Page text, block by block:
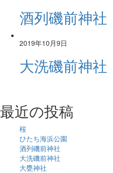
酒列磯前神社
2019年10月9日
大洗磯前神社
最近の投稿
桜
ひたち海浜公園
酒列磯前神社
大洗磯前神社
大甕神社